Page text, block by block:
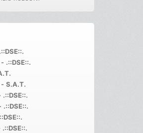
.::DSE::.
- .::DSE::.
- S.A.T.
.::DSE::.
.::DSE::.
.::DSE::.